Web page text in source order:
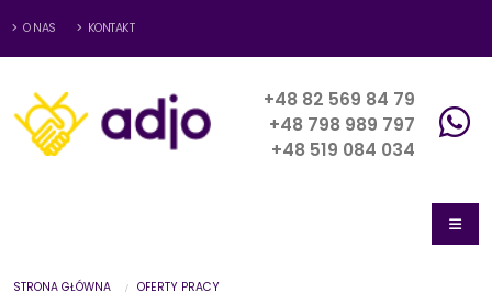
O NAS KONTAKT
+48 82 569 84 79
+48 798 989 797
+48 519 084 034
STRONA GŁÓWNA
OFERTY PRACY